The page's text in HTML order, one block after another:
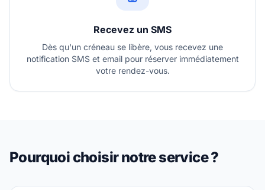
Recevez un SMS
Dès qu'un créneau se libère, vous recevez une
notification SMS et email pour réserver immédiatement
votre rendez-vous.
Pourquoi choisir notre service ?